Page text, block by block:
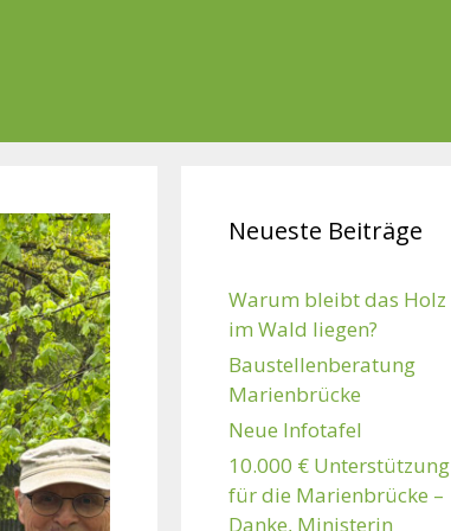
Neueste Beiträge
Warum bleibt das Holz
im Wald liegen?
Baustellenberatung
Marienbrücke
Neue Infotafel
10.000 € Unterstützung
für die Marienbrücke –
Danke, Ministerin